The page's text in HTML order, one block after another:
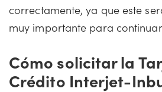
correctamente, ya que este
muy importante para
Cómo solicitar la
Crédito Interjet-